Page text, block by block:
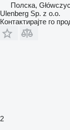
Полска,
Ulenberg Sp. z o.o.
Контактирајте го
2